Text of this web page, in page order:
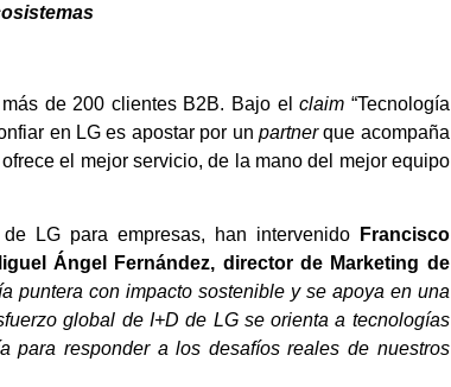
de 200 clientes B2B. Bajo elclaim “Tecnología
en LG es apostar por unpartnerque acompaña
el mejor servicio, de la mano del mejor equipo
LG para empresas, han intervenido
Francisco
Ángel Fernández, director de Marketing de
puntera con impacto sostenible y se apoya en una
global de I+D de LG se orienta a tecnologías
para responder a los desafíos reales de nuestros